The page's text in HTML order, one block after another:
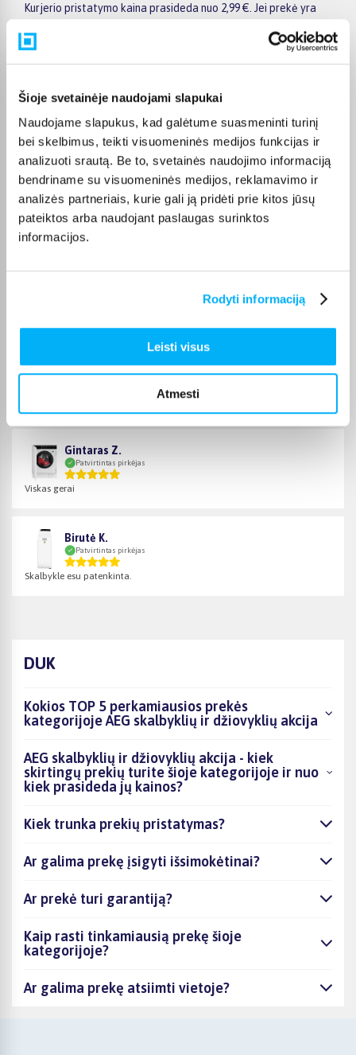
Šioje svetainėje naudojami slapukai
Naudojame slapukus, kad galėtume suasmeninti turinį
bei skelbimus, teikti visuomeninės medijos funkcijas ir
analizuoti srautą. Be to, svetainės naudojimo informaciją
bendriname su visuomeninės medijos, reklamavimo ir
analizės partneriais, kurie gali ją pridėti prie kitos jūsų
pateiktos arba naudojant paslaugas surinktos
informacijos.
Rodyti informaciją
Leisti visus
Atmesti
Kurjerio pristatymo kaina prasideda nuo 2,99 €. Jei prekė yra
terminą visada rasite konkrečios prekės puslapyje.
pristatymą į paštomatą, kurjeriu arba atsiėmimą BIGBOX.LT
biure Kaune.
Pirkėjų atsiliepimai apie prekes
Patvirtintas pirkėjas
Skalbimo mašina atkeliavo tokia, kokios ir tikėjomės. Gerai veikia.
Puiki komunikacija. Pristatymas vėlavo 1 darbo dieną, nes nebuvo
Gintaras Z.
Patvirtintas pirkėjas
Viskas gerai
Birutė K.
Patvirtintas pirkėjas
Skalbykle esu patenkinta.
DUK
Kokios TOP 5 perkamiausios prekės
kategorijoje AEG skalbyklių ir džiovyklių akcija
AEG skalbyklių ir džiovyklių akcija - kiek
skirtingų prekių turite šioje kategorijoje ir nuo
kiek prasideda jų kainos?
Kiek trunka prekių pristatymas?
Ar galima prekę įsigyti išsimokėtinai?
Ar prekė turi garantiją?
Kaip rasti tinkamiausią prekę šioje
kategorijoje?
Ar galima prekę atsiimti vietoje?